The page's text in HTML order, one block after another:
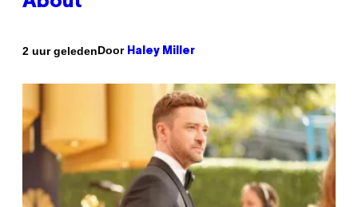
2 uur geledenDoor Haley Miller